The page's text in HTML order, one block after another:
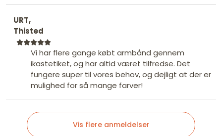
URT,
Thisted
Vi har flere gange købt armbånd gennem
ikastetiket, og har altid været tilfredse. Det
fungere super til vores behov, og dejligt at der er
mulighed for så mange farver!
Vis flere anmeldelser